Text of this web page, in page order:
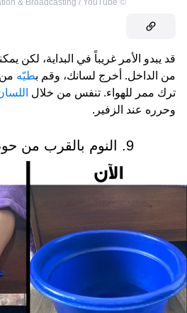
©
& Broadcasting / YouTube
قد يبدو الأمر غريباً في البداية، لكن
من الداخل. أخرج لسانك، وقم بطيّه
ترك ممر للهواء. تنفس من خلال
وحرره عند الزفير.
9. النوم بالقرب من حوض مياه باردة